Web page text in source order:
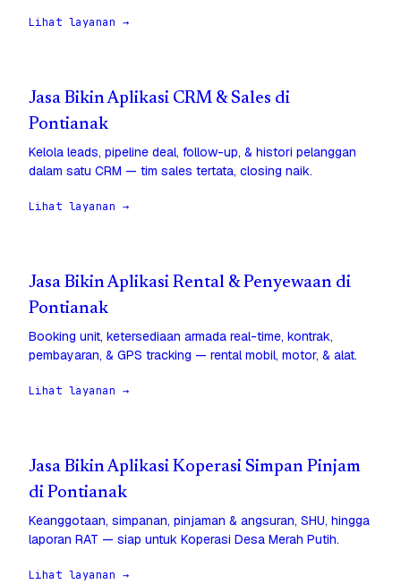
Lihat layanan →
Jasa Bikin Aplikasi CRM & Sales di
Pontianak
Kelola leads, pipeline deal, follow-up, & histori pelanggan
dalam satu CRM — tim sales tertata, closing naik.
Lihat layanan →
Jasa Bikin Aplikasi Rental & Penyewaan di
Pontianak
Booking unit, ketersediaan armada real-time, kontrak,
pembayaran, & GPS tracking — rental mobil, motor, & alat.
Lihat layanan →
Jasa Bikin Aplikasi Koperasi Simpan Pinjam
di Pontianak
Keanggotaan, simpanan, pinjaman & angsuran, SHU, hingga
laporan RAT — siap untuk Koperasi Desa Merah Putih.
Lihat layanan →